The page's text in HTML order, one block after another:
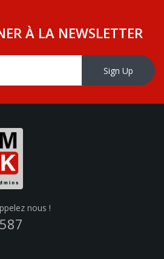
À LA NEWSLETTER
Sign Up
nous !